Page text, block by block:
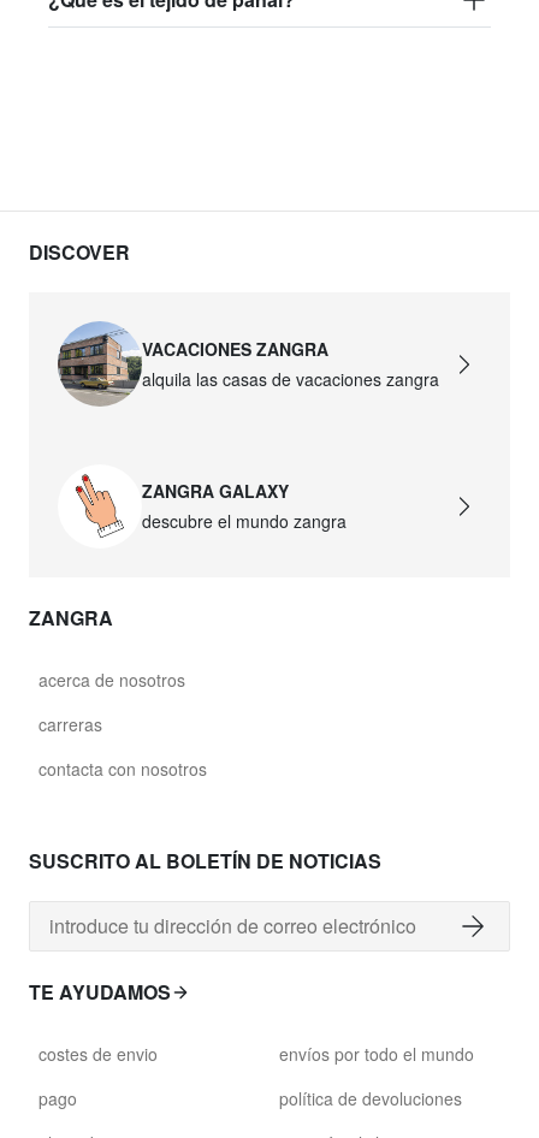
DISCOVER
VACACIONES ZANGRA
alquila las casas de vacaciones zangra
ZANGRA GALAXY
descubre el mundo zangra
ZANGRA
acerca de nosotros
carreras
contacta con nosotros
SUSCRITO AL BOLETÍN DE NOTICIAS
TE AYUDAMOS
costes de envio
pago
envíos por todo el mundo
política de devoluciones